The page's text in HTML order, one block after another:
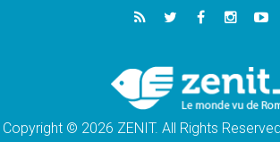
«La paix commence par
le cardinal Parolin
En Colombie, «la paix ne
une signature»
Copyright © 2026 ZENIT. All Rights